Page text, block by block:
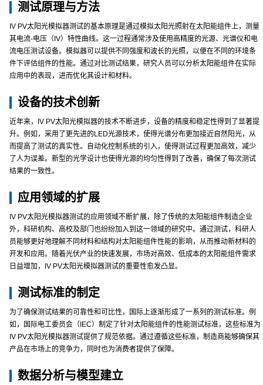
测试原理与方法
IV PV太阳光模拟器测试的基本原理是通过模拟太阳光照射在太阳能组件上，测量
其电流-电压（IV）特性曲线。这一过程通常涉及使用高精度的光源、光谱仪和电
流电压测试设备。模拟器可以提供不同强度和波长的光照，以便在不同的环境条
件下评估组件的性能。通过对比测试结果，研究人员可以分析太阳能组件在实际
应用中的表现，进而优化其设计和材料。
设备的技术创新
近年来，IV PV太阳光模拟器的技术不断进步，设备的精度和稳定性得到了显著提
升。例如，采用了更先进的LED光源技术，使得光谱分布更加接近自然阳光，从
而提高了测试的真实性。自动化控制系统的引入，使得测试过程更加高效，减少
了人为误差。新型的光学设计也使得光源的均匀性得到了改善，确保了每次测试
结果的一致性。
应用领域的扩展
IV PV太阳光模拟器测试的应用领域不断扩展，除了传统的太阳能组件制造企业
外，科研机构、高校及部门也纷纷加入到这一领域的研究中。通过测试，科研人
员能够更好地理解不同材料和结构对太阳能组件性能的影响，从而推动新材料的
开发和应用。随着光伏产业的快速发展，市场对高效、低成本的太阳能组件需求
日益增加，IV PV太阳光模拟器测试的重要性愈发凸显。
测试标准的制定
为了确保测试结果的可靠性和可比性，国际上逐渐形成了一系列的测试标准。例
如，国际电工委员会（IEC）制定了针对太阳能组件的性能测试标准，这些标准为
IV PV太阳光模拟器测试提供了规范依据。通过遵循这些标准，制造商能够确保其
产品在市场上的竞争力，同时也为消费者提供了保障。
数据分析与模型建立